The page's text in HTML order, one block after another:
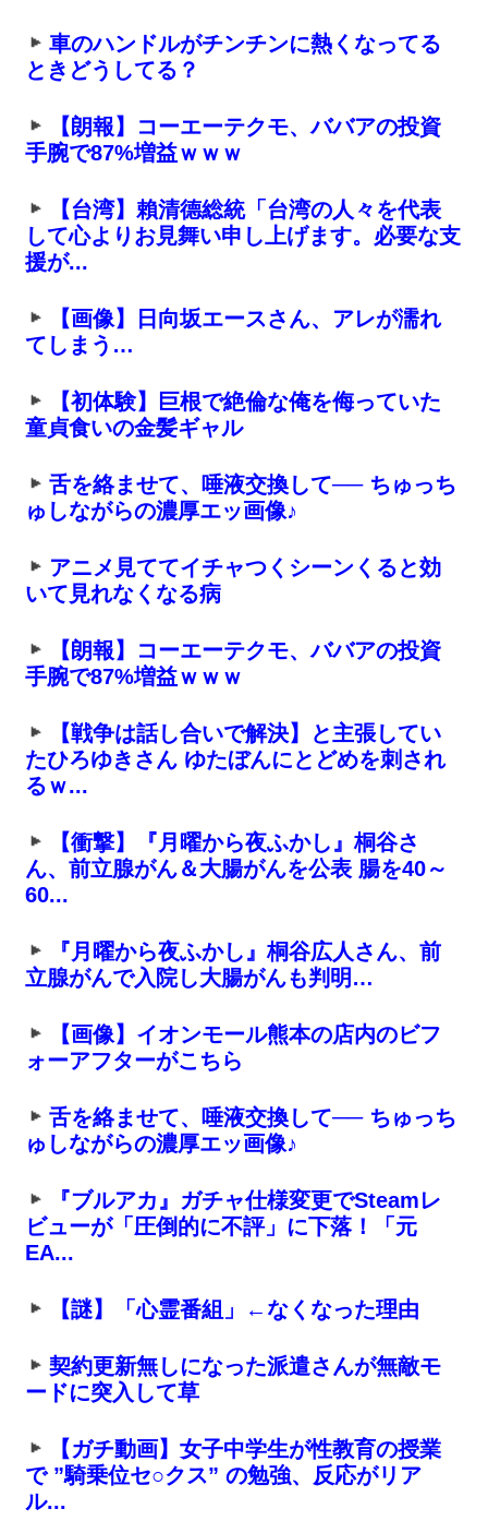
車のハンドルがチンチンに熱くなってる
ときどうしてる？
【朗報】コーエーテクモ、ババアの投資
手腕で87%増益ｗｗｗ
【台湾】賴清德総統「台湾の人々を代表
して心よりお見舞い申し上げます。必要な支
援が...
【画像】日向坂エースさん、アレが濡れ
てしまう…
【初体験】巨根で絶倫な俺を侮っていた
童貞食いの金髪ギャル
舌を絡ませて、唾液交換して── ちゅっち
ゅしながらの濃厚エッ画像♪
アニメ見ててイチャつくシーンくると効
いて見れなくなる病
【朗報】コーエーテクモ、ババアの投資
手腕で87%増益ｗｗｗ
【戦争は話し合いで解決】と主張してい
たひろゆきさん ゆたぼんにとどめを刺され
るｗ...
【衝撃】『月曜から夜ふかし』桐谷さ
ん、前立腺がん＆大腸がんを公表 腸を40～
60...
『月曜から夜ふかし』桐谷広人さん、前
立腺がんで入院し大腸がんも判明…
【画像】イオンモール熊本の店内のビフ
ォーアフターがこちら
舌を絡ませて、唾液交換して── ちゅっち
ゅしながらの濃厚エッ画像♪
『ブルアカ』ガチャ仕様変更でSteamレ
ビューが「圧倒的に不評」に下落！「元
EA...
【謎】「心霊番組」←なくなった理由
契約更新無しになった派遣さんが無敵モ
ードに突入して草
【ガチ動画】女子中学生が性教育の授業
で ”騎乗位セ○クス” の勉強、反応がリア
ル...